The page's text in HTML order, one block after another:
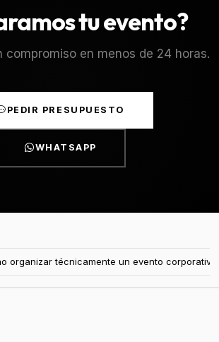
tu evento?
compromiso en menos de 24 horas.
PEDIR PRESUPUESTO
WHATSAPP
organizar técnicamente un evento